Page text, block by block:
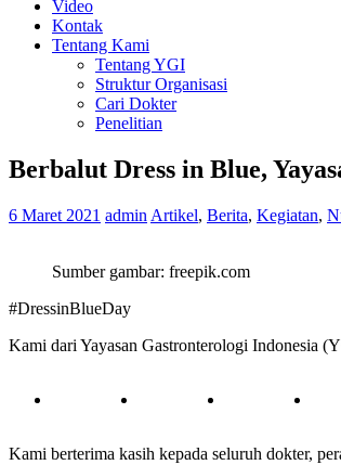
Video
Kontak
Tentang Kami
Tentang YGI
Struktur Organisasi
Cari Dokter
Penelitian
Berbalut Dress in Blue,
6 Maret 2021 admin Artikel, Berita, Kegiatan,
Sumber gambar: freepik.com
#DressinBlueDay
Kami dari Yayasan Gastronterologi Indonesia
Kami berterima kasih kepada seluruh dokter,